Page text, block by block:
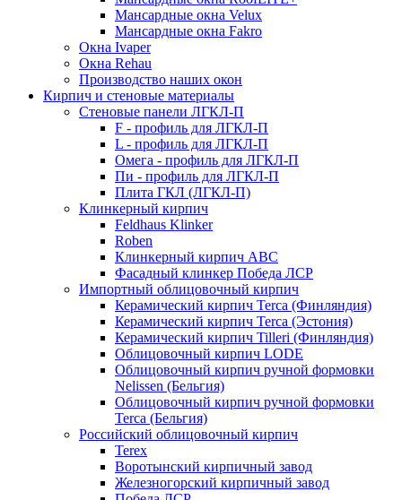
Мансардные окна Velux
Мансардные окна Fakro
Окна Ivaper
Окна Rehau
Производство наших окон
Кирпич и стеновые материалы
Стеновые панели ЛГКЛ-П
F - профиль для ЛГКЛ-П
L - профиль для ЛГКЛ-П
Омега - профиль для ЛГКЛ-П
Пи - профиль для ЛГКЛ-П
Плита ГКЛ (ЛГКЛ-П)
Клинкерный кирпич
Feldhaus Klinker
Roben
Клинкерный кирпич ABC
Фасадный клинкер Победа ЛСР
Импортный облицовочный кирпич
Керамический кирпич Terca (Финляндия)
Керамический кирпич Terca (Эстония)
Керамический кирпич Tilleri (Финляндия)
Облицовочный кирпич LODE
Облицовочный кирпич ручной формовки
Nelissen (Бельгия)
Облицовочный кирпич ручной формовки
Terca (Бельгия)
Российский облицовочный кирпич
Terex
Воротынский кирпичный завод
Железногорский кирпичный завод